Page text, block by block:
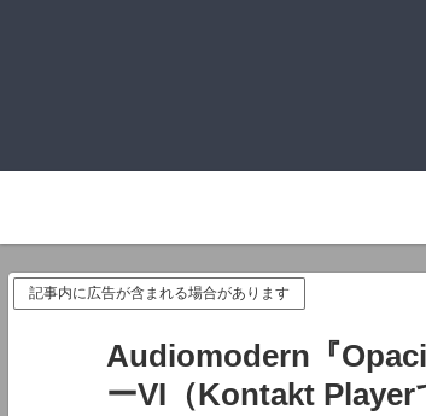
記事内に広告が含まれる場合があります
Audiomodern『
ーVI（Kontakt Player